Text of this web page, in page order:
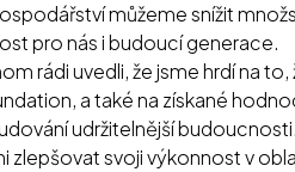
můžeme snížit
pro nás i budoucí generace.
rádi uvedli, že jsme hrdí na
a také na získané
udržitelnější
zlepšovat svoji výkonnost v